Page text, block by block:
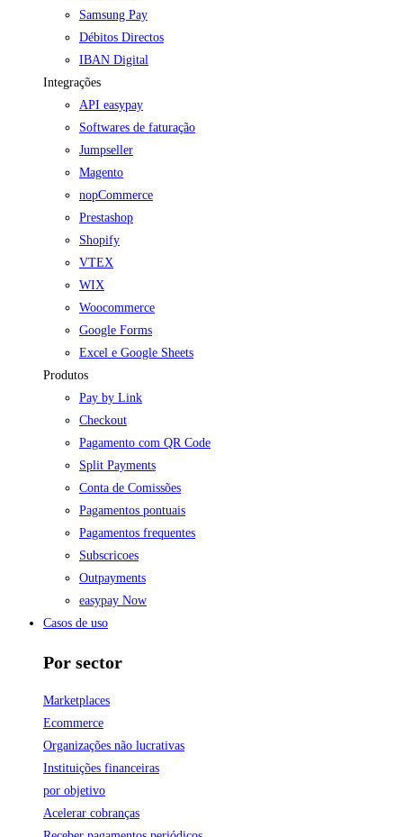
Samsung Pay
Débitos Directos
IBAN Digital
Integrações
API easypay
Softwares de faturação
Jumpseller
Magento
nopCommerce
Prestashop
Shopify
VTEX
WIX
Woocommerce
Google Forms
Excel e Google Sheets
Produtos
Pay by Link
Checkout
Pagamento com QR Code
Split Payments
Conta de Comissões
Pagamentos pontuais
Pagamentos frequentes
Subscricoes
Outpayments
easypay Now
Casos de uso
Por sector
Marketplaces
Ecommerce
Organizações não lucrativas
Instituições financeiras
por objetivo
Acelerar cobranças